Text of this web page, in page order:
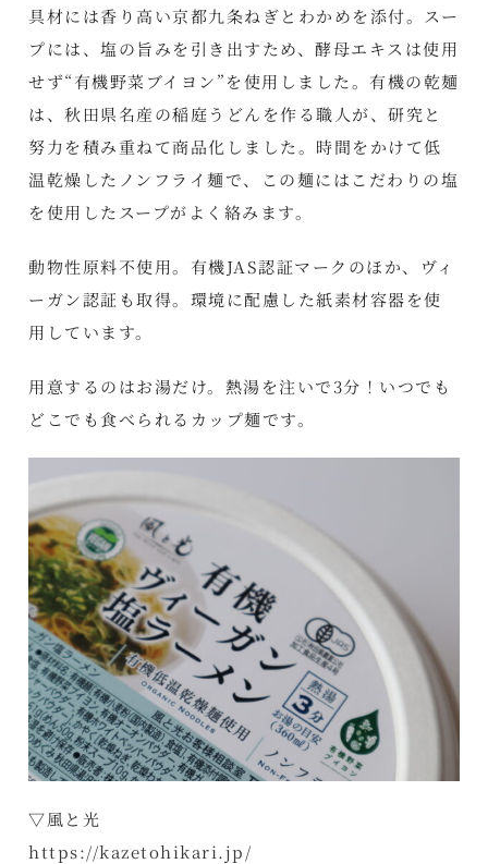
具材には香り高い京都九条ねぎとわかめを添付。スー
プには、塩の旨みを引き出すため、酵母エキスは使用
せず“有機野菜ブイヨン”を使用しました。有機の乾麺
は、秋田県名産の稲庭うどんを作る職人が、研究と
努力を積み重ねて商品化しました。時間をかけて低
温乾燥したノンフライ麺で、この麺にはこだわりの塩
を使用したスープがよく絡みます。
動物性原料不使用。有機JAS認証マークのほか、ヴィ
ーガン認証も取得。環境に配慮した紙素材容器を使
用しています。
用意するのはお湯だけ。熱湯を注いで3分！いつでも
どこでも食べられるカップ麺です。
▽風と光
https://kazetohikari.jp/